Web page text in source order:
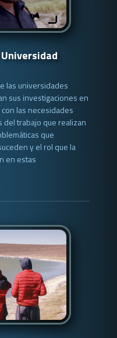
Universidad
las universidades
sus investigaciones en
las necesidades
del trabajo que realizan
que
y el rol que la
en estas